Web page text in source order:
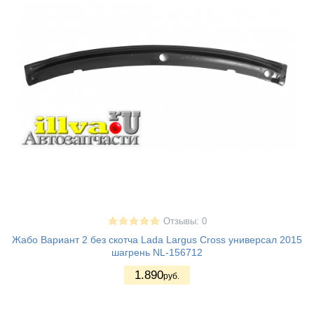
Отзывы: 0
Жабо Вариант 2 без скотча Lada Largus Cross универсал 2015
шагрень NL-156712
1.890руб.